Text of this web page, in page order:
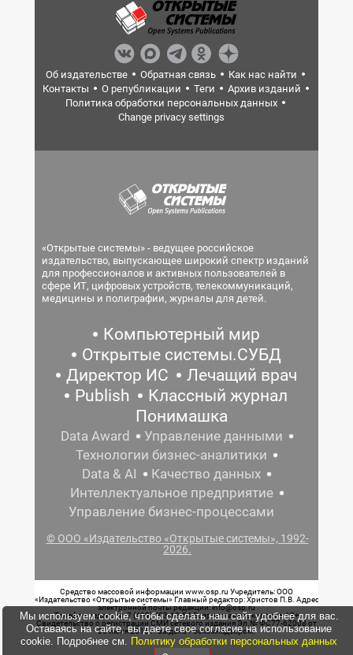
Об издательстве Обратная связь
Как нас найти
Контакты
О републикации Теги
Архив изданий
Политика обработки персональных данных
Change privacy settings
«Открытые системы» - ведущее российское
издательство, выпускающее широкий спектр изданий
для профессионалов и активных пользователей в
сфере ИТ, цифровых устройств, телекоммуникаций,
медицины и полиграфии, журналы для детей.
Компьютерный мир
Открытые системы.СУБД
Директор ИС
Лечащий врач
Publish
Классный журнал
Понимашка
Data Award
Управление данными
Технологии бизнес-аналитики
Data & AI
Качество данных
Интеллектуальное предприятие
Управление бизнес-процессами
© ООО «Издательство «Открытые системы», 1992-
2026.
Средство массовой информации www.osp.ru Учредитель: ООО
«Издательство «Открытые системы» Главный редактор: Христов П.В. Адрес
электронной почты редакции: info@osp.ru
Телефон редакции: 7 (499) 703-18-54 Возрастная маркировка: 12+
Свидетельство о регистрации СМИ сетевого издания Эл.№ ФС77-62008 от
05 июня 2015 г. выдано Роскомнадзором.
Мы используем cookie, чтобы сделать наш сайт удобнее для вас.
Оставаясь на сайте, вы даете свое согласие на использование
cookie. Подробнее см. Политику обработки персональных данных